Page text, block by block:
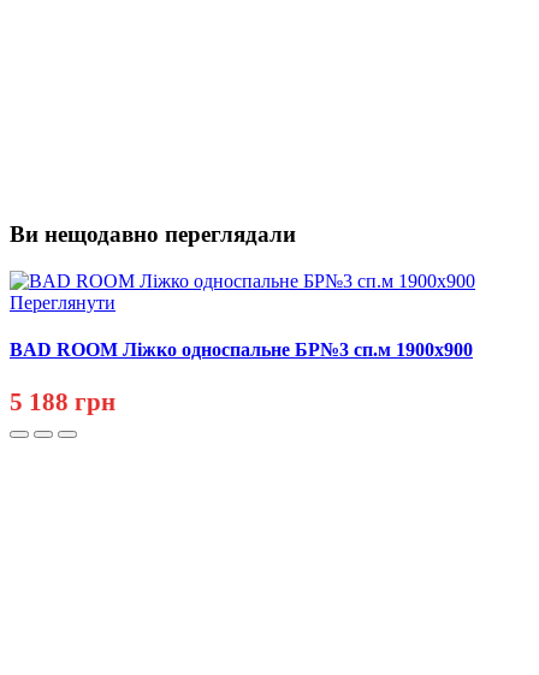
Ви нещодавно переглядали
Переглянути
BAD ROOM Ліжко односпальне БР№3 сп.м 1900х900
5 188 грн